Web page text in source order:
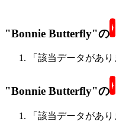
"Bonnie Butterfly"の
「該当データがあり
"Bonnie Butterfly"の
「該当データがあり